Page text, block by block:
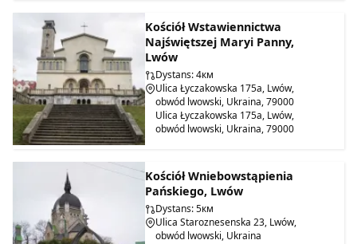
Kościół Wstawiennictwa
Najświętszej Maryi Panny,
Lwów
Dystans: 4км
Ulica Łyczakowska 175a, Lwów,
obwód lwowski, Ukraina, 79000
Ulica Łyczakowska 175a, Lwów,
obwód lwowski, Ukraina, 79000
Kościół Wniebowstąpienia
Pańskiego, Lwów
Dystans: 5км
Ulica Staroznesenska 23, Lwów,
obwód lwowski, Ukraina